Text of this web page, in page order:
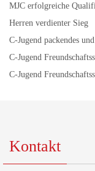
MJC erfolgreiche
Herren verdienter Sieg
C-Jugend packendes
C-Jugend
C-Jugend
Kontakt